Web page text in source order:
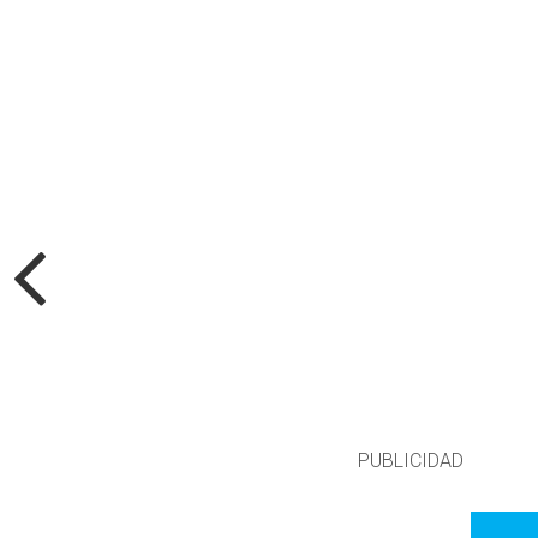
PUBLICIDAD